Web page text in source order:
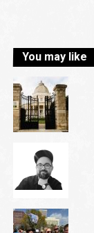
You may like